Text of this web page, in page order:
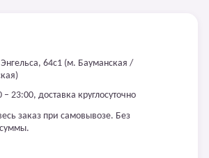
64с1 (м. Бауманская /
– 23:00, доставка круглосуточно
заказ при самовывозе. Без